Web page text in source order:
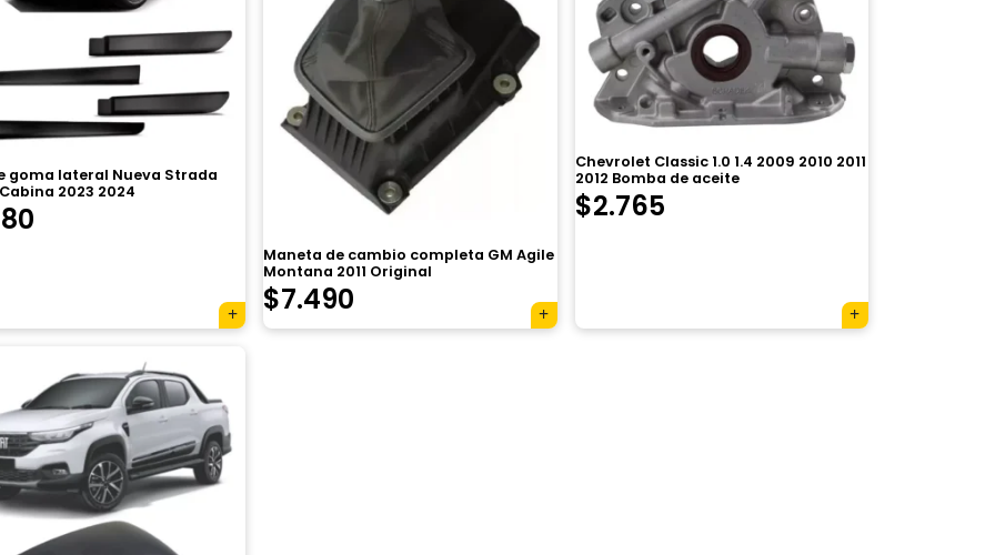
goma lateral Nueva Strada
2023 2024
Maneta de cambio completa GM Agile
Montana 2011 Original
$7.490
Chevrolet Classic 1.0 1.4 2009 2010 2011
2012 Bomba de aceite
El
era:
$2.765El
es: